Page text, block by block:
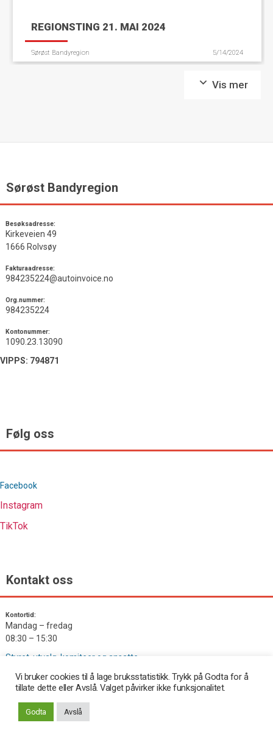
REGIONSTING 21. MAI 2024
Sørøst Bandyregion 5/14/2024
Vis mer
Sørøst Bandyregion
Besøksadresse:
Kirkeveien 49
1666 Rolvsøy
Fakturaadresse:
984235224@autoinvoice.no
Org.nummer:
984235224
Kontonummer:
1090.23.13090
VIPPS: 794871
Følg oss
Facebook
Instagram
TikTok
Kontakt oss
Kontortid:
Mandag – fredag
08:30 – 15:30
Styret, utvalg, komiteer og ansatte
© 2026- Bandyforbundet
Vi bruker cookies til å lage bruksstatistikk. Trykk på Godta for å
tillate dette eller Avslå. Valget påvirker ikke funksjonalitet.
Godta Avslå